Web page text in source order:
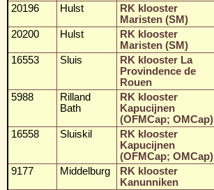
20196 Hulst
RK klooster
Maristen (SM)
20200 Hulst
RK klooster
Maristen (SM)
16553 Sluis
RK klooster La
Provindence de
Rouen
5988
Rilland
Bath
RK klooster
Kapucijnen
(OFMCap; OMCap)
16558 Sluiskil
RK klooster
Kapucijnen
(OFMCap; OMCap)
9177 Middelburg
RK klooster
Kanunniken